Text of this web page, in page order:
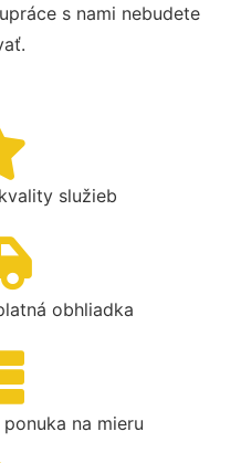
s nami nebudete
služieb
obhliadka
na mieru